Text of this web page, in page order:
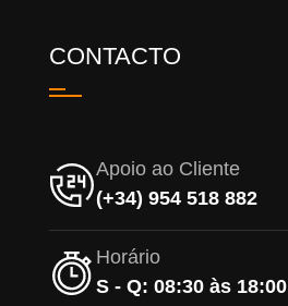
CONTACTO
Apoio ao Cliente
(+34) 954 518 882
Horário
S - Q: 08:30 às 18:00